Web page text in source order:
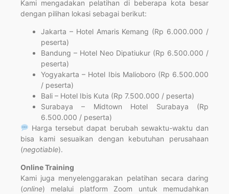
Kami mengadakan pelatihan di beberapa kota besar
dengan pilihan lokasi sebagai berikut:
Jakarta – Hotel Amaris Kemang (Rp 6.000.000 /
peserta)
Bandung – Hotel Neo Dipatiukur (Rp 6.500.000 /
peserta)
Yogyakarta – Hotel Ibis Malioboro (Rp 6.500.000
/ peserta)
Bali – Hotel Ibis Kuta (Rp 7.500.000 / peserta)
Surabaya – Midtown Hotel Surabaya (Rp
6.500.000 / peserta)
Harga tersebut dapat berubah sewaktu-waktu dan
bisa kami sesuaikan dengan kebutuhan perusahaan
(negotiable).
Online Training
Kami juga menyelenggarakan pelatihan secara daring
(online) melalui platform Zoom untuk memudahkan